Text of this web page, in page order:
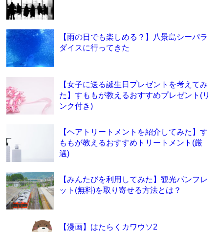
【雨の日でも楽しめる？】八景島シーパラ
ダイスに行ってきた
【女子に送る誕生日プレゼントを考えてみ
た】すももが教えるおすすめプレゼント(リ
ンク付き)
【ヘアトリートメントを紹介してみた】す
ももが教えるおすすめトリートメント(厳
選)
【みんたびを利用してみた】観光パンフレ
ット(無料)を取り寄せる方法とは？
【漫画】はたらくカワウソ2